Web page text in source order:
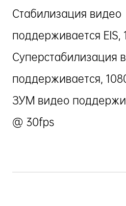
Стабилизация видео
поддерживается EIS,
Суперстабилизация
поддерживается,
ЗУМ видео
@ 30fps